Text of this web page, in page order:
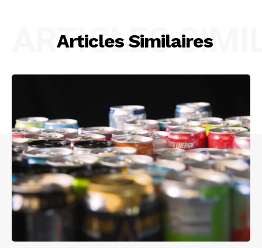
Articles Similaires
ARTICLES